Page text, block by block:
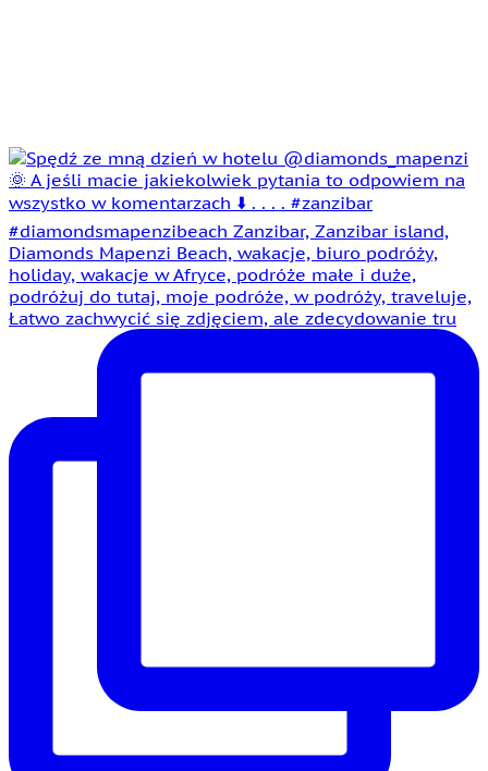
Łatwo zachwycić się zdjęciem, ale zdecydowanie tru